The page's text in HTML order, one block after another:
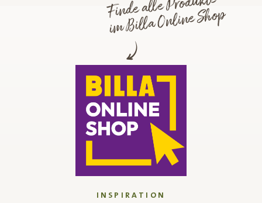
im Billa Online Shop
INSPIRATION